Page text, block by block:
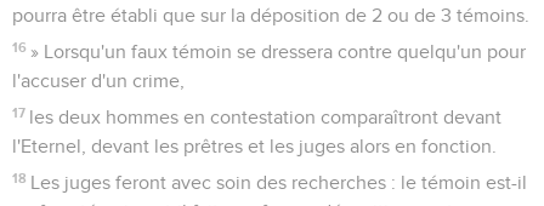
pourra être établi que sur la déposition de 2 ou de 3 témoins.
16 » Lorsqu'un faux témoin se dressera contre quelqu'un pour
l'accuser d'un crime,
17 les deux hommes en contestation comparaîtront devant
l'Eternel, devant les prêtres et les juges alors en fonction.
18 Les juges feront avec soin des recherches : le témoin est-il